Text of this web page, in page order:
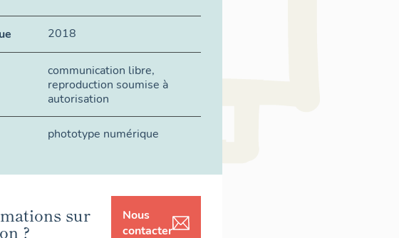
2018
communication libre,
reproduction soumise à
autorisation
phototype numérique
sur
?
Nous
contacter